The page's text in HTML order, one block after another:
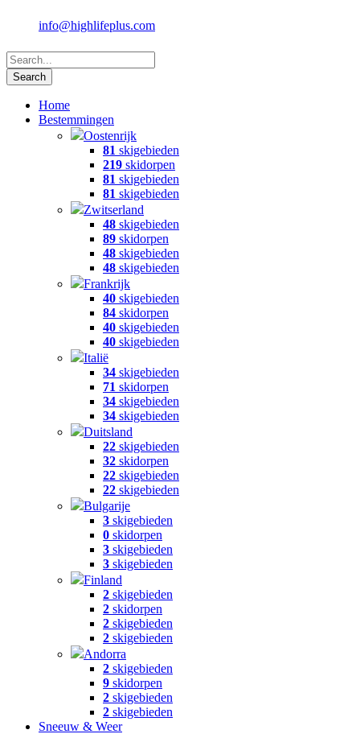
info@highlifeplus.com
Home
Bestemmingen
Oostenrijk
81 skigebieden
219 skidorpen
81 skigebieden
81 skigebieden
Zwitserland
48 skigebieden
89 skidorpen
48 skigebieden
48 skigebieden
Frankrijk
40 skigebieden
84 skidorpen
40 skigebieden
40 skigebieden
Italië
34 skigebieden
71 skidorpen
34 skigebieden
34 skigebieden
Duitsland
22 skigebieden
32 skidorpen
22 skigebieden
22 skigebieden
Bulgarije
3 skigebieden
0 skidorpen
3 skigebieden
3 skigebieden
Finland
2 skigebieden
2 skidorpen
2 skigebieden
2 skigebieden
Andorra
2 skigebieden
9 skidorpen
2 skigebieden
2 skigebieden
Sneeuw & Weer